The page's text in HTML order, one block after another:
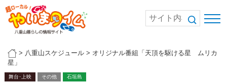
> 八重山スケジュール> オリジナル番組「天頂を駆ける星 ムリカ
星」
舞台･上映 その他 石垣島